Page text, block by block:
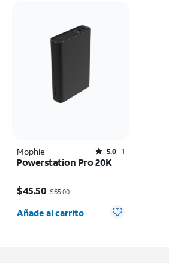
Mophie Rated5out of 5 stars with1reviews
5.0 1
Powerstation Pro 20K
$45.50$65.00
Cantidad seleccionada: 0
Añade al carrito